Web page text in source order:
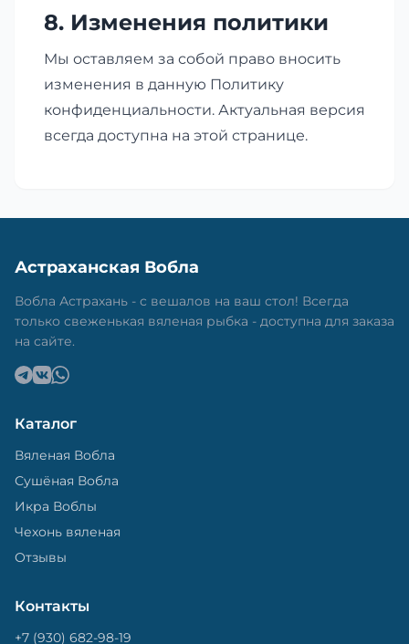
8. Изменения политики
Мы оставляем за собой право вносить
изменения в данную Политику
конфиденциальности. Актуальная версия
всегда доступна на этой странице.
Астраханская Вобла
Вобла Астрахань - с вешалов на ваш стол! Всегда
только свеженькая вяленая рыбка - доступна для заказа
на сайте.
Каталог
Вяленая Вобла
Сушёная Вобла
Икра Воблы
Чехонь вяленая
Отзывы
Контакты
+7 (930) 682-98-19